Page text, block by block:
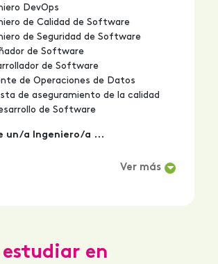
DevOps
de Calidad de Software
de Seguridad de Software
de Software
de Software
de Operaciones de Datos
de aseguramiento de la calidad
de Software
un/a Ingeniero/a ...
Ver más
estudiar en